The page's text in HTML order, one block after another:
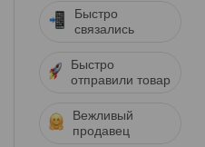
Быстро
связались
Быстро
отправили товар
Вежливый
продавец